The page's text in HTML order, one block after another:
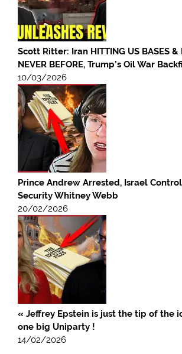
Scott Ritter: Iran HITTING US BASES &
NEVER BEFORE, Trump’s Oil War
10/03/2026
Prince Andrew Arrested, Israel
Security Whitney Webb
20/02/2026
« Jeffrey Epstein is just the tip of the
one big Uniparty !
14/02/2026